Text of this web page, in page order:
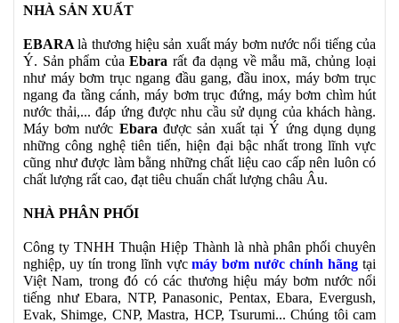
NHÀ SẢN XUẤT
EBARAlà thương hiệu sản xuất máy bơm nước nổi tiếng của
Ý. Sản phẩm củaEbara rất đa dạng về mẫu mã, chủng loại
như máy bơm trục ngang đầu gang, đầu inox, máy bơm trục
ngang đa tầng cánh, máy bơm trục đứng, máy bơm chìm hút
nước thải,... đáp ứng được nhu cầu sử dụng của khách hàng.
Máy bơm nước Ebara được sản xuất tại Ý ứng dụng dụng
những công nghệ tiên tiến, hiện đại bậc nhất trong lĩnh vực
cũng như được làm bằng những chất liệu cao cấp nên luôn có
chất lượng rất cao, đạt tiêu chuẩn chất lượng châu Âu.
NHÀ PHÂN PHỐI
Công ty TNHH Thuận Hiệp Thành là nhà phân phối chuyên
nghiệp, uy tín trong lĩnh vựcmáy bơm nước chính hãng tại
Việt Nam, trong đó có các thương hiệu máy bơm nước nổi
tiếng như Ebara, NTP, Panasonic, Pentax, Ebara, Evergush,
Evak, Shimge, CNP, Mastra, HCP, Tsurumi... Chúng tôi cam